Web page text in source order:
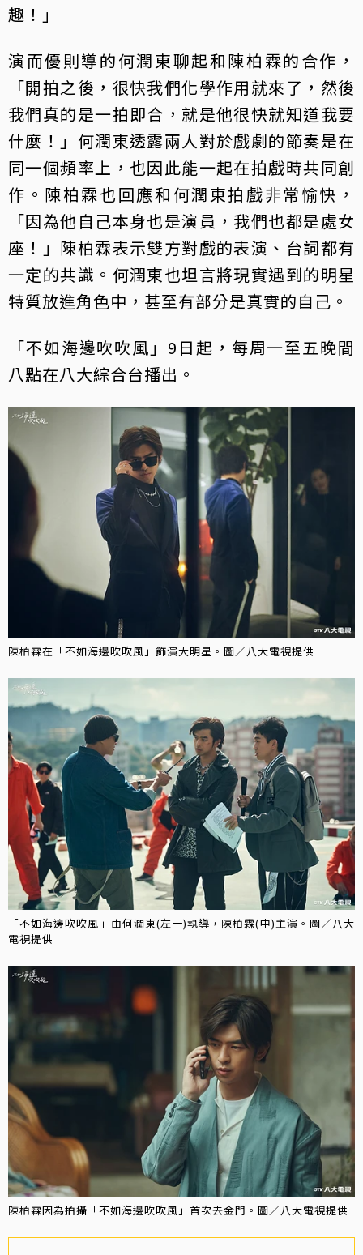
趣！」
演而優則導的何潤東聊起和陳柏霖的合作，
「開拍之後，很快我們化學作用就來了，然後
我們真的是一拍即合，就是他很快就知道我要
什麼！」何潤東透露兩人對於戲劇的節奏是在
同一個頻率上，也因此能一起在拍戲時共同創
作。陳柏霖也回應和何潤東拍戲非常愉快，
「因為他自己本身也是演員，我們也都是處女
座！」陳柏霖表示雙方對戲的表演、台詞都有
一定的共識。何潤東也坦言將現實遇到的明星
特質放進角色中，甚至有部分是真實的自己。
「不如海邊吹吹風」9日起，每周一至五晚間
八點在八大綜合台播出。
陳柏霖在「不如海邊吹吹風」飾演大明星。圖／八大電視提供
「不如海邊吹吹風」由何潤東(左一)執導，陳柏霖(中)主演。圖／八大
電視提供
陳柏霖因為拍攝「不如海邊吹吹風」首次去金門。圖／八大電視提供